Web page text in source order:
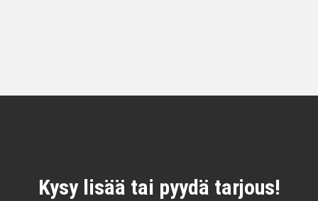
Kysy lisää tai pyydä tarjous!